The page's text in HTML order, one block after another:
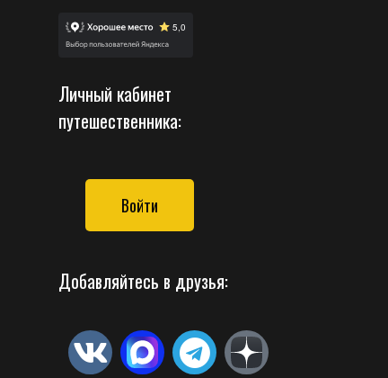
Личный кабинет
путешественника:
Войти
Добавляйтесь в друзья: